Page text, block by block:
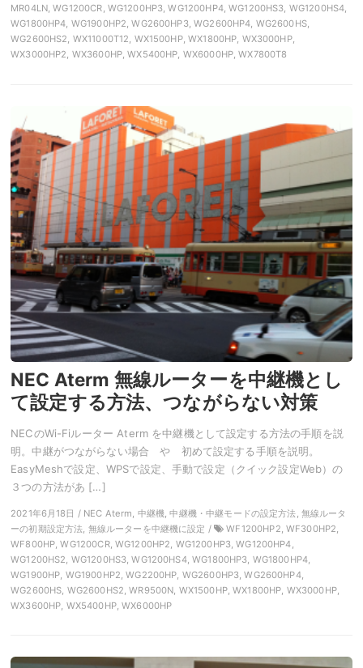
MR04LN, WG1200CR, WG1200HP3, WG1200HP4, WG1200HS3, WG1200HS4,
WG1800HP4, WG1900HP2, WG2600HP3, WG2600HP4, WG2600HS,
WG2600HS2, WX11000T12, WX1500HP, WX1800HP, WX3000HP,
WX3000HP2, WX3600HP, WX5400HP, WX6000HP, WX7800T8
NEC Aterm 無線ルーターを中継機とし
て設定する方法、つながらない対策
NECのWi-Fiルーター Aterm を中継機として設定する方法の手順を説
明。中継がつながらない場合 や 初めて設定する手順を説明。
EasyMeshで設定、WPSで設定、手動で設定（クイック設定Web）の
３つの方法があ […]
2021年6月18日 / NEC Aterm, 中継機, 中継機・中継モードの設定方法, 無線ルータ
ーの初期設定方法, 無線ルーターを中継機に設定 /
WF1200HP2, WF300HP2,
WF800HP, WG1200CR, WG1200HP2, WG1200HP3, WG1200HP4,
WG1200HS2, WG1200HS3, WG1200HS4, WG1800HP3, WG1800HP4,
WG1900HP, WG1900HP2, WG2200HP, WG2600HP3, WG2600HP4,
WG2600HS, WG2600HS2, WR9500N, WX1500HP, WX1800HP, WX3000HP,
WX3600HP, WX5400HP, WX6000HP